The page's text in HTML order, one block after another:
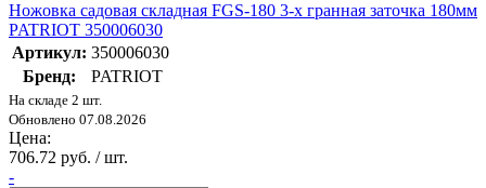
Ножовка садовая складная FGS-180 3-х гранная заточка 180мм
PATRIOT 350006030
Артикул: 350006030
Бренд:
PATRIOT
На складе 2 шт.
Обновлено 07.08.2026
Цена:
706.72 руб. / шт.
-